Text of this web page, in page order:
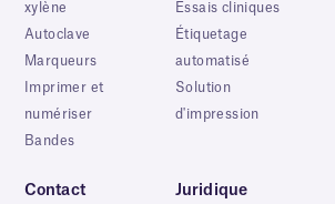
xylène
Autoclave
Marqueurs
Imprimer et
numériser
Bandes
Essais cliniques
Étiquetage
automatisé
Solution
d'impression
Contact Juridique